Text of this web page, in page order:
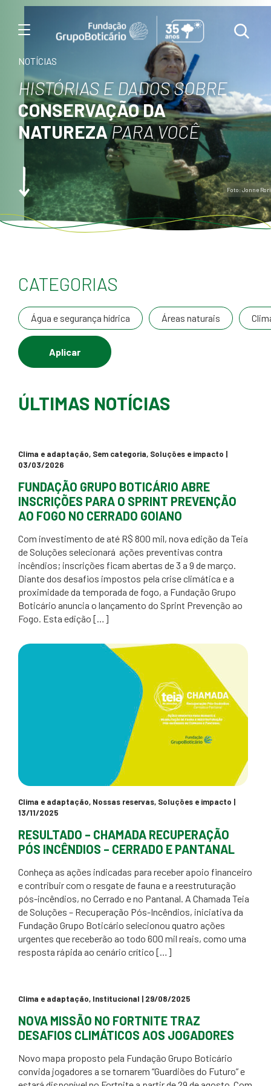
Menu
Foto: Jonne
NOTÍCIAS
HISTÓRIAS E DADOS SOBRE
CONSERVAÇÃO DA
NATUREZAPARA VOCÊ
CATEGORIAS
Água e segurança hídrica Áreas naturais
ÚLTIMAS NOTÍCIAS
Clima e adaptação, Sem categoria, Soluções e impacto |
03/03/2026
FUNDAÇÃO GRUPO BOTICÁRIO ABRE
INSCRIÇÕES PARA O SPRINT PREVENÇÃO
AO FOGO NO CERRADO GOIANO
Com investimento de até R$ 800 mil, nova edição da Teia
de Soluções selecionará ações preventivas contra
incêndios; inscrições ficam abertas de 3 a 9 de março.
Diante dos desafios impostos pela crise climática e a
proximidade da temporada de fogo, a Fundação Grupo
Boticário anuncia o lançamento do Sprint Prevenção ao
Fogo. Esta edição […]
Clima e adaptação, Nossas reservas, Soluções e impacto |
13/11/2025
RESULTADO – CHAMADA RECUPERAÇÃO
PÓS INCÊNDIOS – CERRADO E PANTANAL
Conheça as ações indicadas para receber apoio financeiro
e contribuir com o resgate de fauna e a reestruturação
pós-incêndios, no Cerrado e no Pantanal. A Chamada Teia
de Soluções – Recuperação Pós-Incêndios, iniciativa da
Fundação Grupo Boticário selecionou quatro ações
urgentes que receberão ao todo 600 mil reais, como uma
resposta rápida ao cenário crítico […]
Clima e adaptação, Institucional | 29/08/2025
NOVA MISSÃO NO FORTNITE TRAZ
DESAFIOS CLIMÁTICOS AOS JOGADORES
Novo mapa proposto pela Fundação Grupo Boticário
convida jogadores a se tornarem “Guardiões do Futuro” e